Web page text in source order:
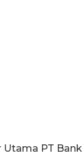
Utama PT